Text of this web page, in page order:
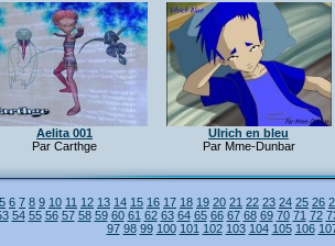
Aelita 001
Par Carthge
Ulrich en bleu
Par Mme-Dunbar
5 6 7 8 9 10 11 12 13 14 15 16 17 18 19 20 21 22 23 24 25 26
54 55 56 57 58 59 60 61 62 63 64 65 66 67 68 69 70 71 72
97 98 99 100 101 102 103 104 105 106